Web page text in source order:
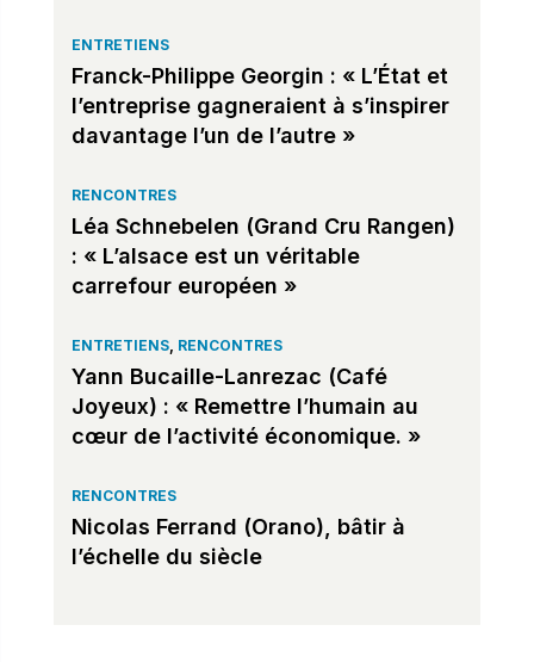
ENTRETIENS
Franck-Philippe Georgin : « L’État et
l’entreprise gagneraient à s’inspirer
davantage l’un de l’autre »
RENCONTRES
Léa Schnebelen (Grand Cru Rangen)
: « L’alsace est un véritable
carrefour européen »
ENTRETIENS, RENCONTRES
Yann Bucaille-Lanrezac (Café
Joyeux) : « Remettre l’humain au
cœur de l’activité économique. »
RENCONTRES
Nicolas Ferrand (Orano), bâtir à
l’échelle du siècle